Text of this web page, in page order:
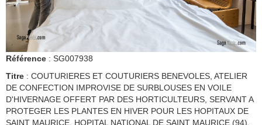
Référence : SG007938
Titre : COUTURIERES ET COUTURIERS BENEVOLES, ATELIER
DE CONFECTION IMPROVISE DE SURBLOUSES EN VOILE
D'HIVERNAGE OFFERT PAR DES HORTICULTEURS, SERVANT A
PROTEGER LES PLANTES EN HIVER POUR LES HOPITAUX DE
SAINT MAURICE, HOPITAL NATIONAL DE SAINT MAURICE (94),